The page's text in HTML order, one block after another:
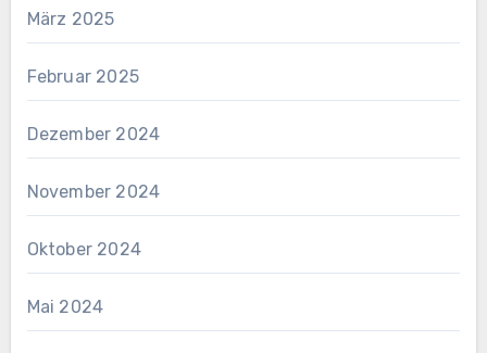
März 2025
Februar 2025
Dezember 2024
November 2024
Oktober 2024
Mai 2024